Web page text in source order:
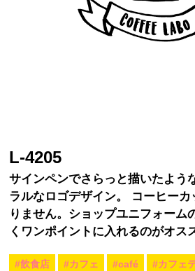
L-4205
サインペンでさらっと描いたよう
ラルなロゴデザイン。 コーヒーカ
りません。ショップユニフォーム
くワンポイントに入れるのがオス
#飲食店 #カフェ #café #カフェ